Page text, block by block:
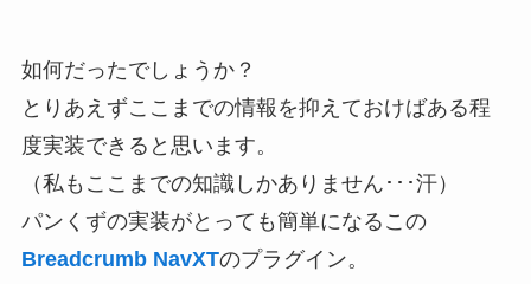
如何だったでしょうか？
とりあえずここまでの情報を抑えておけばある程
度実装できると思います。
（私もここまでの知識しかありません･･･汗）
パンくずの実装がとっても簡単になるこの
Breadcrumb NavXTのプラグイン。